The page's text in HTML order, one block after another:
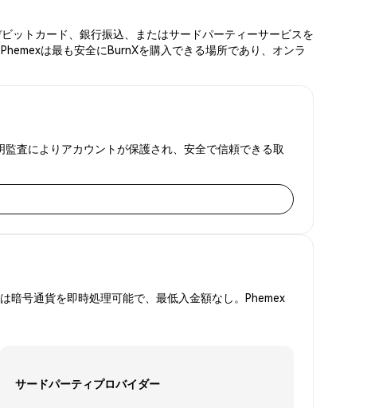
ットカード、銀行振込、またはサードパーティーサービスを
は最も安全にBurnXを購入できる場所であり、オンラ
査によりアカウントが保護され、安全で信頼できる取
暗号通貨を即時処理可能で、最低入金額なし。Phemex
サードパーティプロバイダー